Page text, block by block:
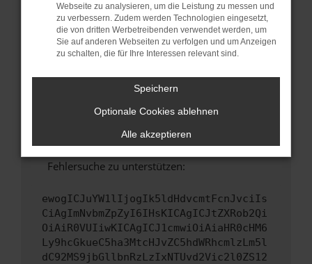
sind.
Veraltete Software birgt nicht nur ein
Sicherheitsrisiko, sondern kann auch dazu
führen, dass bestimmte Funktionen nicht mehr
Wende dich an den Webseitenbetreiber.
Wenn du alle oben genannten Schritte versucht
hast, kontaktiere uns bitte. Wir werden
versuchen, das Problem zu beheben. Du kannst
uns diesen Text schicken, um uns bei der
Fehlersuche zu unterstützen:
ewogICJuYW1lIjogIk5ldHdvcmtFcnJvciIs
CiAgImNvbmZpZyI6IHsKICAgICJtZXRob2Qi
OiAiR0VUIiwKICAgICJ1cmwiOiAiaHR0cHM6
Ly9hcGkueC5ha3MtcHJvZC5hdWRhcmlzLm5l
dC92MS9jbGllbnRzLzIxNTUvd2Vic2l0ZS12
Webseite zu analysieren, um die Leistung zu messen und
zu verbessern. Zudem werden Technologien eingesetzt,
die von dritten Werbetreibenden verwendet werden, um
Sie auf anderen Webseiten zu verfolgen und um Anzeigen
zu schalten, die für Ihre Interessen relevant sind.
Speichern
Optionale Cookies ablehnen
Alle akzeptieren